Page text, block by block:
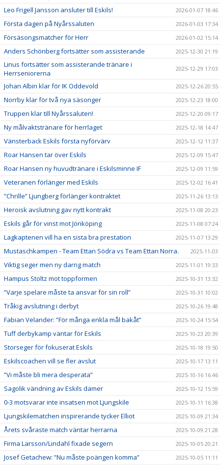
Leo Frigell Jansson ansluter till Eskils! 2026-01-07 18:46
Första dagen på Nyårssaluten 2026-01-03 17:34
Försäsongsmatcher för Herr 2026-01-02 15:14
Anders Schönberg fortsätter som assisterande 2025-12-30 21:19
Linus fortsätter som assisterande tränare i
Herrseniorerna
2025-12-29 17:03
Johan Albin klar för IK Oddevold 2025-12-26 20:55
Norrby klar för två nya säsonger 2025-12-23 18:00
Truppen klar till Nyårssaluten! 2025-12-20 09:17
Ny målvaktstränare för herrlaget 2025-12-18 14:47
Vänsterback Eskils första nyförvärv 2025-12-12 11:37
Roar Hansen tar över Eskils 2025-12-09 15:47
Roar Hansen ny huvudtränare i Eskilsminne IF 2025-12-09 11:59
Veteranen förlänger med Eskils 2025-12-02 16:41
”Chrille” Ljungberg förlänger kontraktet 2025-11-26 13:13
Heroisk avslutning gav nytt kontrakt 2025-11-08 20:23
Eskils går för vinst mot Jönköping 2025-11-08 07:24
Lagkaptenen vill ha en sista bra prestation 2025-11-07 13:29
Mustaschkampen - Team Ettan Södra vs Team Ettan Norra. 2025-11-03
Viktig seger men ny darrig match 2025-11-01 19:33
Hampus Stoltz mot toppformen 2025-10-31 13:32
”Varje spelare måste ta ansvar för sin roll” 2025-10-31 10:02
Tråkig avslutning i derbyt 2025-10-26 19:48
Fabian Velander: ”För många enkla mål bakåt” 2025-10-24 15:54
Tuff derbykamp väntar för Eskils 2025-10-23 20:39
Storseger för fokuserat Eskils 2025-10-18 19:50
Eskilscoachen vill se fler avslut 2025-10-17 13:11
”Vi måste bli mera desperata” 2025-10-16 16:46
Sagolik vändning av Eskils damer 2025-10-12 15:59
0-3 motsvarar inte insatsen mot Ljungskile 2025-10-11 16:38
Ljungskilematchen inspirerande tycker Elliot 2025-10-09 21:34
Årets svåraste match väntar herrarna 2025-10-09 21:28
Firma Larsson/Lindahl fixade segern 2025-10-05 20:21
Josef Getachew: ”Nu måste poängen komma” 2025-10-05 11:11